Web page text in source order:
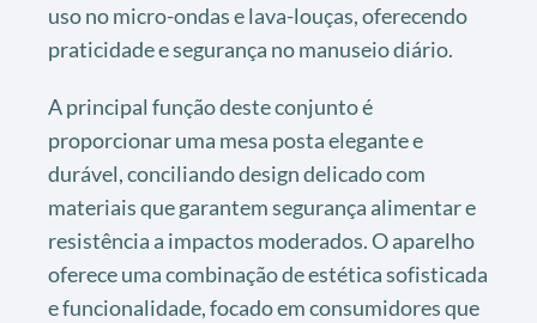
uso no micro-ondas e lava-louças, oferecendo
praticidade e segurança no manuseio diário.
A principal função deste conjunto é
proporcionar uma mesa posta elegante e
durável, conciliando design delicado com
materiais que garantem segurança alimentar e
resistência a impactos moderados. O aparelho
oferece uma combinação de estética sofisticada
e funcionalidade, focado em consumidores que